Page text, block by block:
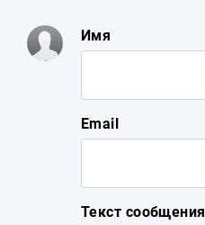
Имя
Email
Текст сообщения